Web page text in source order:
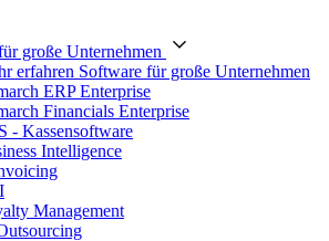
große Unternehmen
erfahren Software für große Unternehmen
ERP Enterprise
Financials Enterprise
- Kassensoftware
Intelligence
Management